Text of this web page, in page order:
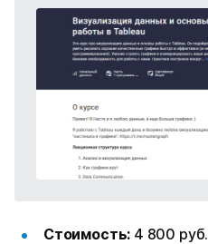
Стоимость: 4 800 руб.